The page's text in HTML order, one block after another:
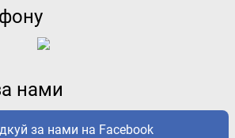
нами
за нами на Facebook